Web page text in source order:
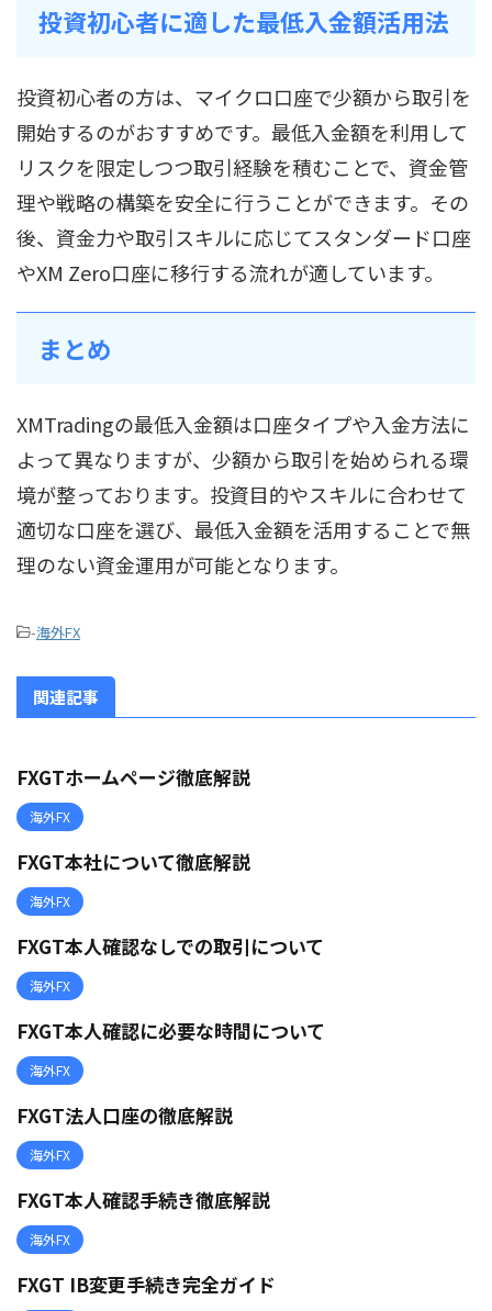
投資初心者に適した最低入金額活用法
投資初心者の方は、マイクロ口座で少額から取引を
開始するのがおすすめです。最低入金額を利用して
リスクを限定しつつ取引経験を積むことで、資金管
理や戦略の構築を安全に行うことができます。その
後、資金力や取引スキルに応じてスタンダード口座
やXM Zero口座に移行する流れが適しています。
まとめ
XMTradingの最低入金額は口座タイプや入金方法に
よって異なりますが、少額から取引を始められる環
境が整っております。投資目的やスキルに合わせて
適切な口座を選び、最低入金額を活用することで無
理のない資金運用が可能となります。
-海外FX
関連記事
FXGTホームページ徹底解説
海外FX
FXGT本社について徹底解説
海外FX
FXGT本人確認なしでの取引について
海外FX
FXGT本人確認に必要な時間について
海外FX
FXGT法人口座の徹底解説
海外FX
FXGT本人確認手続き徹底解説
海外FX
FXGT IB変更手続き完全ガイド